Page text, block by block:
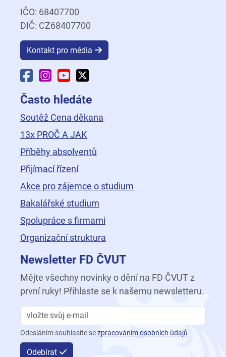
IČO: 68407700
DIČ: CZ68407700
Kontakt pro média
Facebook Fakulty dopravní
Instagram Fakulty dopravní
YouTube Fakulty dopravní
Často hledáte
Soutěž Cena děkana
13x PROČ A JAK
Příběhy absolventů
Přijímací řízení
Akce pro zájemce o studium
Bakalářské studium
Spolupráce s firmami
Organizační struktura
Newsletter FD ČVUT
Mějte všechny novinky o dění na FD ČVUT z
první ruky! Přihlaste se k našemu newsletteru.
Odesláním souhlasíte sezpracováním osobních údajů
Odebírat